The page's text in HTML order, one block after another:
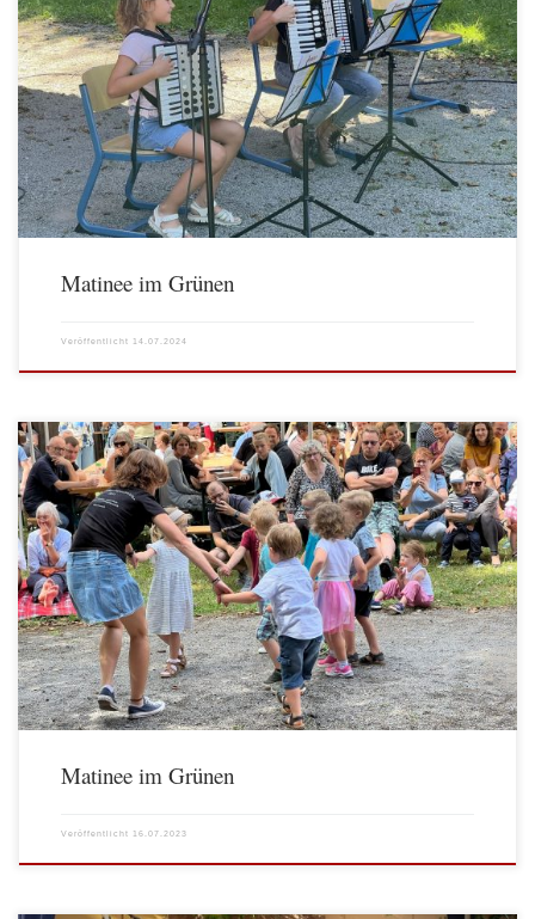
Matinee im Grünen
Veröffentlicht 14.07.2024
Matinee im Grünen
Veröffentlicht 16.07.2023